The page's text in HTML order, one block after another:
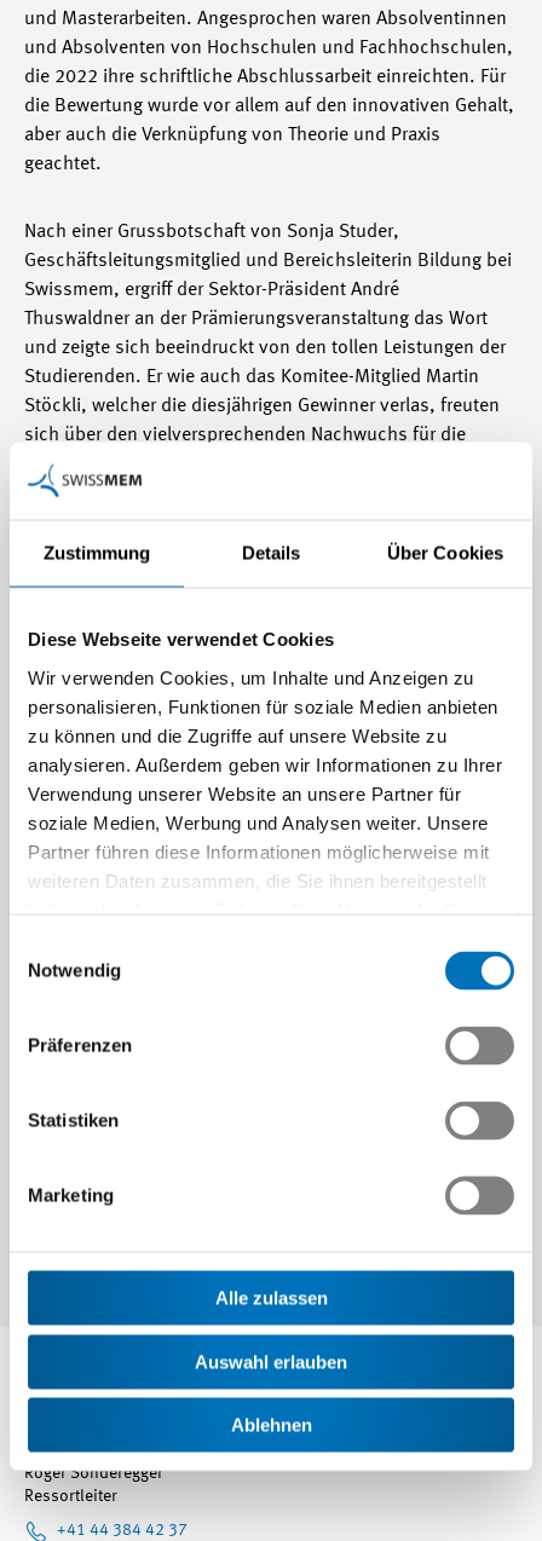
Zustimmung Details Über Cookies
Diese Webseite verwendet Cookies
Wir verwenden Cookies, um Inhalte und Anzeigen zu
personalisieren, Funktionen für soziale Medien anbieten
zu können und die Zugriffe auf unsere Website zu
analysieren. Außerdem geben wir Informationen zu Ihrer
Verwendung unserer Website an unsere Partner für
soziale Medien, Werbung und Analysen weiter. Unsere
Partner führen diese Informationen möglicherweise mit
weiteren Daten zusammen, die Sie ihnen bereitgestellt
Notwendig
Präferenzen
Statistiken
Marketing
Alle zulassen
Auswahl erlauben
Ablehnen
Roger Sonderegger
Ressortleiter
+41 44 384 42 37
und Masterarbeiten. Angesprochen waren Absolventinnen
und Absolventen von Hochschulen und Fachhochschulen,
die 2022 ihre schriftliche Abschlussarbeit einreichten. Für
die Bewertung wurde vor allem auf den innovativen Gehalt,
aber auch die Verknüpfung von Theorie und Praxis
geachtet.
Nach einer Grussbotschaft von Sonja Studer,
Geschäftsleitungsmitglied und Bereichsleiterin Bildung bei
Swissmem, ergriff der Sektor-Präsident André
Thuswaldner an der Prämierungsveranstaltung das Wort
und zeigte sich beeindruckt von den tollen Leistungen der
Studierenden. Er wie auch das Komitee-Mitglied Martin
Stöckli, welcher die diesjährigen Gewinner verlas, freuten
sich über den vielversprechenden Nachwuchs für die
Branche.
Preis:Noël Thoma
Optimiertes Gehäuse für Planetengetriebe
Preis:Lukas GantenbeinundSimon Metzgervon
der ZHAW School of Engineering zum Thema:
Modellierung eines Resonanzprüfstandes für
Feder-Dämpfer-Elemente
Preis:Adrian Bachmannvon der Hochschule
Luzern (HSLU) zum Thema: Neukonstruktion
Lastenaufzug MRL 5000
persönlich anwesend sein.
Für Fragen zur Preisverleihung oder bei Interesse am
Industriesektor Antriebstechnik dürfen Sie sich an Roger